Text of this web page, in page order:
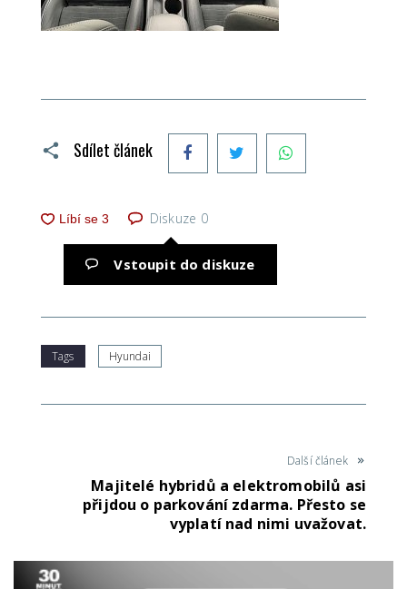
Sdílet článek FacebookTwitter
Diskuze 0
Vstoupit do diskuze
Tags Hyundai
Další článek
Majitelé hybridů a elektromobilů asi
přijdou o parkování zdarma. Přesto se
vyplatí nad nimi uvažovat.